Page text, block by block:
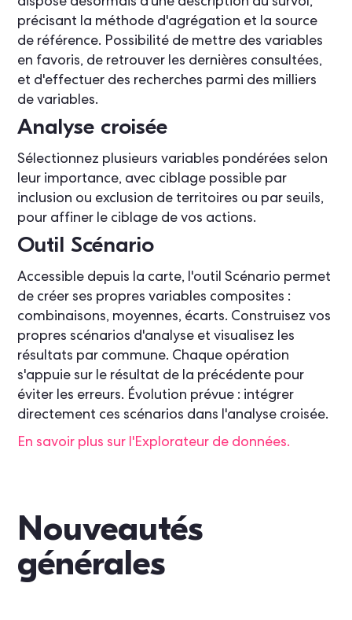
précisant la méthode d'agrégation et la source
de référence. Possibilité de mettre des variables
en favoris, de retrouver les dernières consultées,
et d'effectuer des recherches parmi des milliers
de variables.
Analyse croisée
Sélectionnez plusieurs variables pondérées selon
leur importance, avec ciblage possible par
inclusion ou exclusion de territoires ou par seuils,
pour affiner le ciblage de vos actions.
Outil Scénario
Accessible depuis la carte, l'outil Scénario permet
de créer ses propres variables composites :
combinaisons, moyennes, écarts. Construisez vos
propres scénarios d'analyse et visualisez les
résultats par commune. Chaque opération
s'appuie sur le résultat de la précédente pour
éviter les erreurs. Évolution prévue : intégrer
directement ces scénarios dans l'analyse croisée.
En savoir plus sur l'Explorateur de données.
Nouveautés
générales